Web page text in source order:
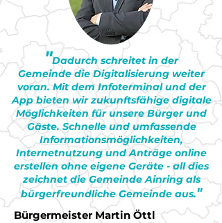
"Dadurch schreitet in der
Gemeindedie Digitalisierung weiter
voran. Mit dem Infoterminal und der
App bieten wir zukunftsfähige digitale
Möglichkeiten für unsere Bürger und
Gäste. Schnelle und umfassende
Informationsmöglichkeiten,
Internetnutzung und Anträge online
erstellen ohne eigene Geräte - all dies
zeichnet die Gemeinde Ainring als
bürgerfreundliche Gemeinde aus."
Bürgermeister Martin Öttl